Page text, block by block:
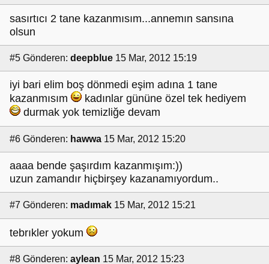
sasırtıcı 2 tane kazanmısım...annemın sansına
olsun
#5 Gönderen: deepblue 15 Mar, 2012 15:19
iyi bari elim boş dönmedi eşim adına 1 tane
kazanmısım
kadınlar gününe özel tek hediyem
durmak yok temizliğe devam
#6 Gönderen: hawwa 15 Mar, 2012 15:20
aaaa bende şaşırdım kazanmışım:))
uzun zamandır hiçbirşey kazanamıyordum..
#7 Gönderen: madımak 15 Mar, 2012 15:21
tebrıkler yokum
#8 Gönderen: aylean 15 Mar, 2012 15:23